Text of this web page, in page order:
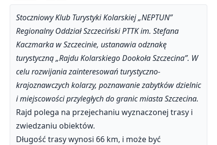
Stoczniowy Klub Turystyki Kolarskiej „NEPTUN”
Regionalny Oddział Szczeciński PTTK im. Stefana
Kaczmarka w Szczecinie, ustanawia odznakę
turystyczną „Rajdu Kolarskiego Dookoła Szczecina”. W
celu rozwijania zainteresowań turystyczno-
krajoznawczych kolarzy, poznawanie zabytków dzielnic
i miejscowości przyległych do granic miasta Szczecina.
Rajd polega na przejechaniu wyznaczonej trasy i
zwiedzaniu obiektów.
Długość trasy wynosi 66 km, i może być